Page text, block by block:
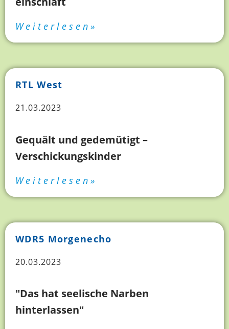
Weiterlesen»
RTL West
21.03.2023
Gequält und gedemütigt –
Verschickungskinder
Weiterlesen»
WDR5 Morgenecho
20.03.2023
"Das hat seelische Narben
hinterlassen"